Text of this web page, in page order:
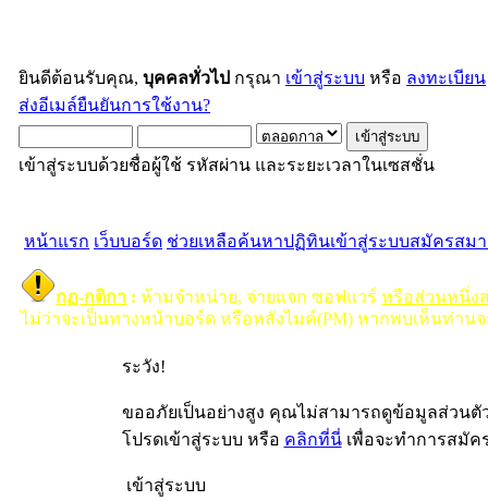
ยินดีต้อนรับคุณ, บุคคลทั่วไป กรุณา เข้าสู่ระบบ หรือ ลงทะเบียน
ส่งอีเมล์ยืนยันการใช้งาน?
เข้าสู่ระบบด้วยชื่อผู้ใช้ รหัสผ่าน และระยะเวลาในเซสชั่น
หน้าแรก เว็บบอร์ด ช่วยเหลือค้นหาปฏิทินเข้าสู่ระบบสมัครสม
กฏ-กติกา : ห้ามจำหน่าย, จ่ายแจก ซอฟแวร์หรือส่วนหนึ่ง
ไม่ว่าจะเป็นทางหน้าบอร์ด หรือหลังไมค์(PM) หากพบเห็นท่าน
ระวัง!
ขออภัยเป็นอย่างสูง คุณไม่สามารถดูข้อมูลส่วนตั
โปรดเข้าสู่ระบบ หรือ คลิกที่นี่เพื่อจะทำการสมัค
เข้าสู่ระบบ